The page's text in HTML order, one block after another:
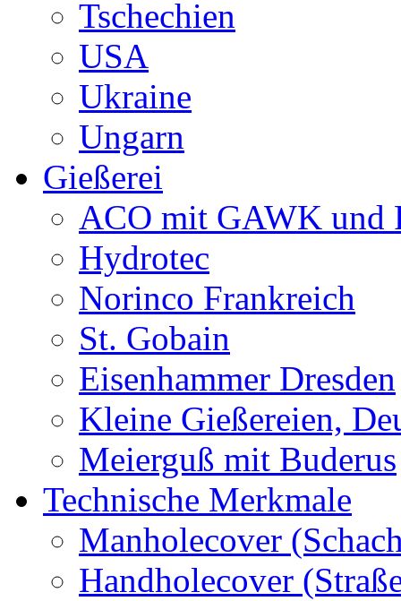
Tschechien
USA
Ukraine
Ungarn
Gießerei
ACO mit GAWK und
Hydrotec
Norinco Frankreich
St. Gobain
Eisenhammer Dresden
Kleine Gießereien,
Meierguß mit Buderus
Technische Merkmale
Manholecover
Handholecover